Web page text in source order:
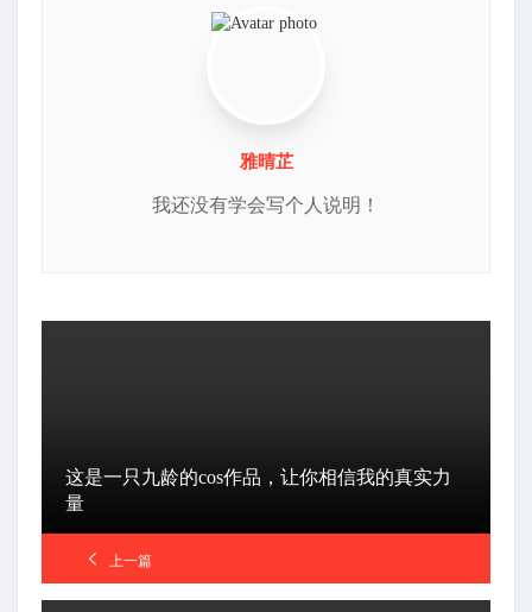
雅晴芷
我还没有学会写个人说明！
这是一只九龄的cos作品，让你相信我的真实力
量
上一篇